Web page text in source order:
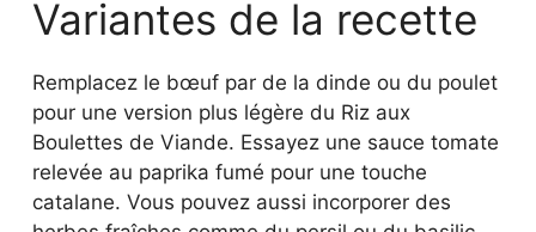
Boulettes de Viande. Essayez une sauce tomate
relevée au paprika fumé pour une touche
catalane. Vous pouvez aussi incorporer des
herbes fraîches comme du persil ou du basilic
pour varier les profils aromatiques.
Questions fréquentes